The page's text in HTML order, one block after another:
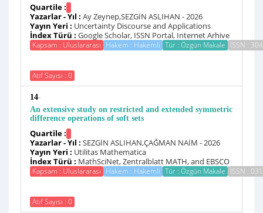
Quartile :
Yazarlar - Yıl : Ay Zeynep,SEZGİN ASLIHAN - 2026
Yayın Yeri : Uncertainty Discourse and Applications
İndex Türü : Google Scholar, ISSN Portal, Internet Arhive
Kapsam : Uluslararası Hakem : Hakemli Tür : Özgün Makale ISSN :
Atıf Sayısı : 0
14-
An extensive study on restricted and extended symmetric
difference operations of soft sets
Quartile :
Yazarlar - Yıl : SEZGİN ASLIHAN,ÇAĞMAN NAİM - 2026
Yayın Yeri : Utilitas Mathematica
İndex Türü : MathSciNet, Zentralblatt MATH, and EBSCO
Kapsam : Uluslararası Hakem : Hakemli Tür : Özgün Makale ISSN :
Atıf Sayısı : 0